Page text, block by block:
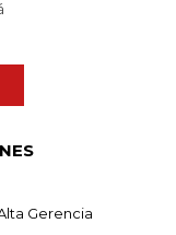
Gerencia